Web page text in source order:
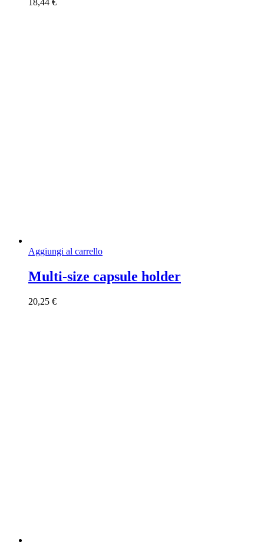
18,44 €
Aggiungi al carrello
Multi-size capsule holder
20,25 €